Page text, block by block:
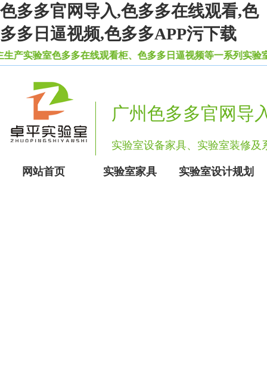
色多多官网导入,色多多在线观看,色
多多日逼视频,色多多APP污下载
实验室色多多在线观看柜、色多多日逼视频等一系列实验室设
广州色多多官网导
实验室设备家具、实验室装修
网站首页 实验室家具 实验室设计规划